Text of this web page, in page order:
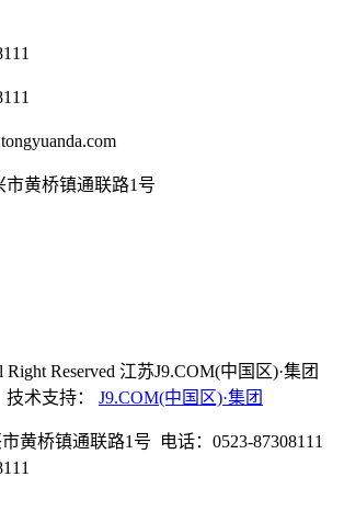
黄桥镇通联路1号
Reserved 江苏J9.COM(中国区)·集团
术支持： J9.COM(中国区)·集团
黄桥镇通联路1号 电话：0523-87308111